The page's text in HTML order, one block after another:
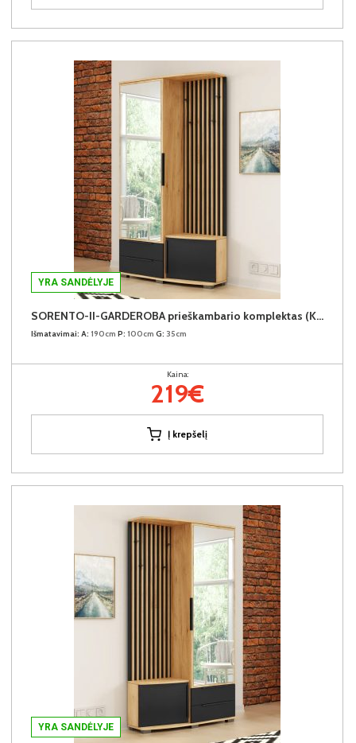
YRA SANDĖLYJE
SORENTO-II-GARDEROBA prieškambario komplektas (Kairinis)
Išmatavimai: A: 190cm P: 100cm G: 35cm
Kaina:
219€
Į krepšelį
YRA SANDĖLYJE